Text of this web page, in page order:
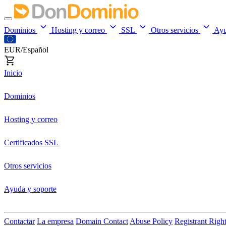
Dominios Hosting y correo SSL Otros servicios
EUR/Español
Inicio
Dominios
Hosting y correo
Certificados SSL
Otros servicios
Ayuda y soporte
Contactar La empresa Domain Contact Abuse Policy Registrant